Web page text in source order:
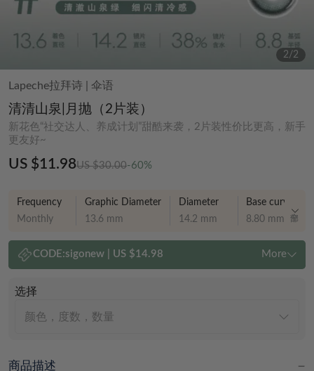
2/2
Lapeche拉拜诗 伞语
清清山泉|月抛（2片装）
新花色“社交达人、养成计划”甜酷来袭，2片装性价比更高，新手
更友好~
US $11.98US $30.00-60%
Frequency
Monthly
Graphic Diameter
13.6 mm
Diameter
14.2 mm
Base curve
8.80 mm
CODE:sigonew| US $14.98 More
选择
颜色，度数，数量
商品描述